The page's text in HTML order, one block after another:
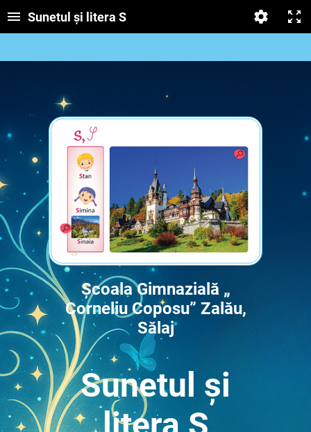
Sunetul și litera S
Școala Gimnazială „
Corneliu Coposu” Zalău,
Sălaj
Sunetul și